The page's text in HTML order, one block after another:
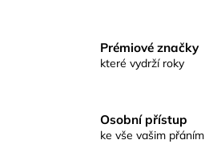
Prémiové značky
které vydrží roky
Osobní přístup
ke vše vašim přáním